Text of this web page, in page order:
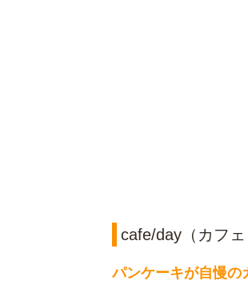
cafe/day（カフ
パンケーキが自慢の